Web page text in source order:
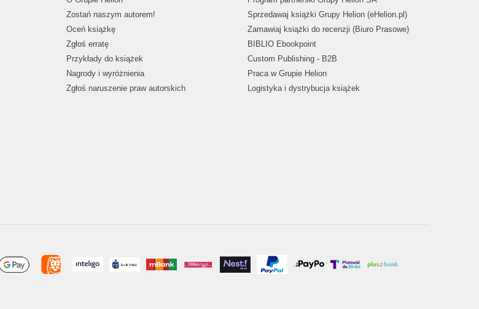
Zostań naszym autorem!
Oceń książkę
Zgłoś erratę
Przykłady do książek
Nagrody i wyróżnienia
Zgłoś naruszenie praw autorskich
Sprzedawaj książki Grupy Helion (eHelion.pl)
Zamawiaj książki do recenzji (Biuro Prasowe)
BIBLIO Ebookpoint
Custom Publishing - B2B
Praca w Grupie Helion
Logistyka i dystrybucja książek